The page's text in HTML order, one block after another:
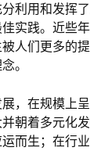
利用和发挥
实践。近些
人们更多的
。
，在规模上
朝着多元化
而生；在行